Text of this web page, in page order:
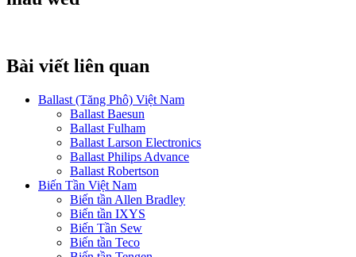
Bài viết liên quan
Ballast (Tăng Phô) Việt Nam
Ballast Baesun
Ballast Fulham
Ballast Larson Electronics
Ballast Philips Advance
Ballast Robertson
Biến Tần Việt Nam
Biến tần Allen Bradley
Biến tần IXYS
Biến Tần Sew
Biến tần Teco